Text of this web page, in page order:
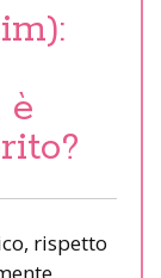
è
rispetto